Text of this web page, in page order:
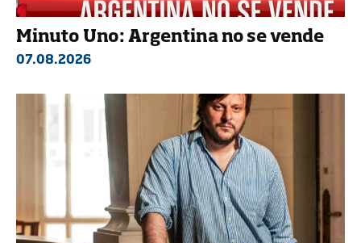
Minuto Uno: Argentina no se vende
07.08.2026